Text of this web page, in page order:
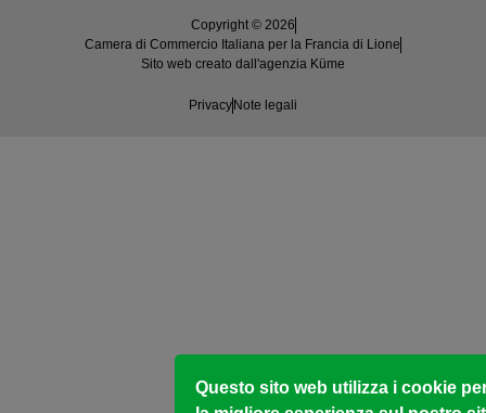
Copyright © 2026
Camera di Commercio Italiana per la Francia di Lione
Sito web creato dall'agenzia Küme
Privacy Note legali
Questo sito web utilizza i cookie